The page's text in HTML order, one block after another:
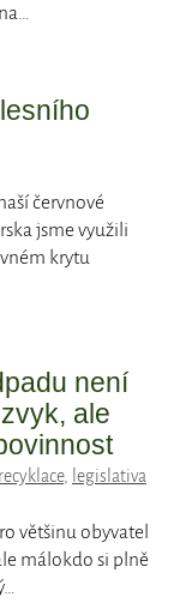
červnové
jsme využili
krytu
není
ale
recyklace,
legislativa
většinu obyvatel
málokdo si plně